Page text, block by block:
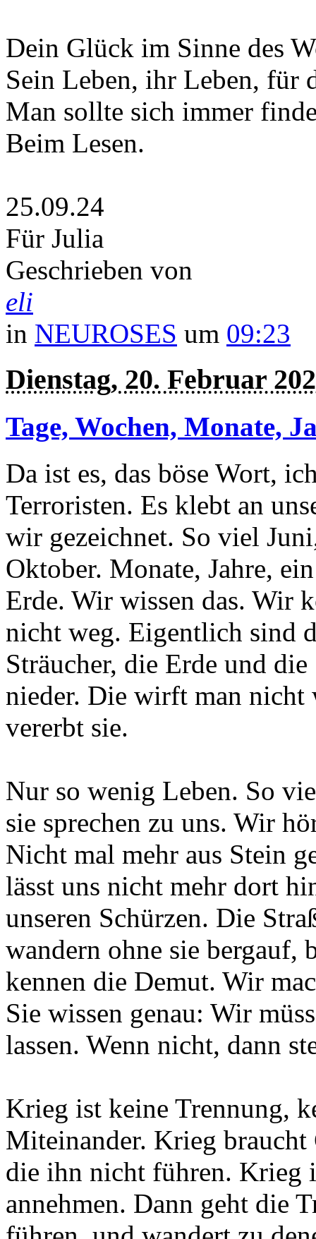
Dein Glück im Sinne des
Sein Leben, ihr Leben, für
Man sollte sich immer
Beim Lesen.
25.09.24
Für Julia
Geschrieben von
eli
in NEUROSES um 09:23
Dienstag, 20. Februar
Tage, Wochen, Monate,
Da ist es, das böse Wort,
Terroristen. Es klebt an
wir gezeichnet. So viel
Oktober. Monate, Jahre,
Erde. Wir wissen das. Wir
nicht weg. Eigentlich sind
Sträucher, die Erde und
nieder. Die wirft man
vererbt sie.
Nur so wenig Leben. So
sie sprechen zu uns. Wir
Nicht mal mehr aus Stein
lässt uns nicht mehr dort
unseren Schürzen. Die
wandern ohne sie bergauf,
kennen die Demut. Wir
Sie wissen genau: Wir
lassen. Wenn nicht, dann
Krieg ist keine Trennung,
Miteinander. Krieg
die ihn nicht führen. Krieg
annehmen. Dann geht die